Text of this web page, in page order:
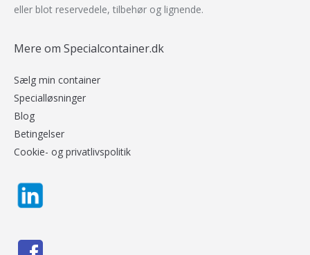
eller blot reservedele, tilbehør og lignende.
Mere om Specialcontainer.dk
Sælg min container
Specialløsninger
Blog
Betingelser
Cookie- og privatlivspolitik